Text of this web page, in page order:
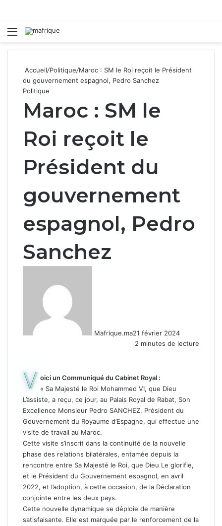
Menu
Accueil/Politique/Maroc : SM le Roi reçoit le Président
du gouvernement espagnol, Pedro Sanchez
Politique
Maroc : SM le
Roi reçoit le
Président du
gouvernement
espagnol, Pedro
Sanchez
Mafrique.ma21 février 2024
2 minutes de lecture
V oici un Communiqué du Cabinet Royal :
« Sa Majesté le Roi Mohammed VI, que Dieu
L’assiste, a reçu, ce jour, au Palais Royal de Rabat, Son
Excellence Monsieur Pedro SANCHEZ, Président du
Gouvernement du Royaume d’Espagne, qui effectue une
visite de travail au Maroc.
Cette visite s’inscrit dans la continuité de la nouvelle
phase des relations bilatérales, entamée depuis la
rencontre entre Sa Majesté le Roi, que Dieu Le glorifie,
et le Président du Gouvernement espagnol, en avril
2022, et l’adoption, à cette occasion, de la Déclaration
conjointe entre les deux pays.
Cette nouvelle dynamique se déploie de manière
satisfaisante. Elle est marquée par le renforcement de la